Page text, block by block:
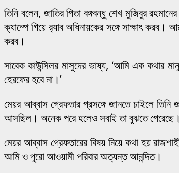
তিনি বলেন, জাতির পিতা বঙ্গবন্ধু শেখ মুজিবুর
ক্যাম্পে গিয়ে র‌্যাব অধিনায়কের সঙ্গে সাক্ষাৎ করব।
করব।
সাবেক কাউন্সিলর মাসুদের ভাষ্য, ‘আমি এক কথার
হেরফের হবে না।’
মেয়র আব্বাস গ্রেফতার প্রসঙ্গে জানতে চাইলে
আসছিল। অনেক পরে হলেও সবাই তা বুঝতে
মেয়র আব্বাস গ্রেফতারের বিষয় নিয়ে কথা হয়
আমি ও পুরো আওয়ামী পরিবার অত্যন্ত আনন্দিত।